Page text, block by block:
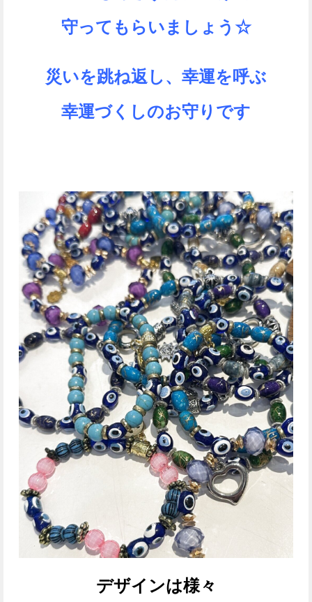
守ってもらいましょう☆
災いを跳ね返し、幸運を呼ぶ
幸運づくしのお守りです
デザインは様々